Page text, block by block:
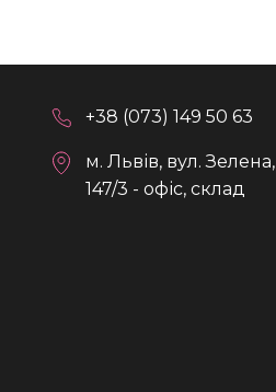
+38 (073) 149 50 63
м. Львів, вул. Зелена,
147/3 - офіс, склад